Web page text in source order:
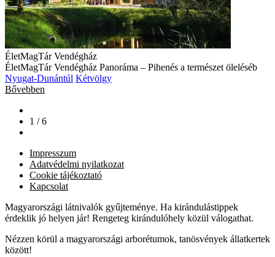
ÉletMagTár Vendégház
ÉletMagTár Vendégház Panoráma – Pihenés a természet öleléséb
Nyugat-Dunántúl Kétvölgy
Bővebben
1 / 6
Impresszum
Adatvédelmi nyilatkozat
Cookie tájékoztató
Kapcsolat
Magyarországi látnivalók gyűjteménye. Ha kirándulástippek
érdeklik jó helyen jár! Rengeteg kirándulóhely közül válogathat.
Nézzen körül a magyarországi arborétumok, tanösvények állatkertek
között!